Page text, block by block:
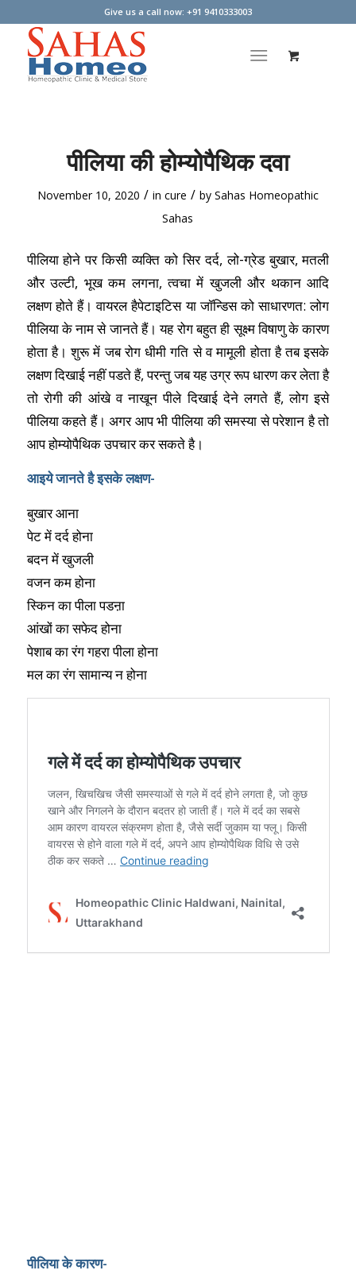
Give us a call now: +91 9410333003
पीलिया की होम्योपैथिक दवा
November 10, 2020 / in cure / by Sahas Homeopathic
Sahas
पीलिया होने पर किसी व्यक्ति को सिर दर्द, लो-ग्रेड बुखार, मतली
और उल्टी, भूख कम लगना, त्वचा में खुजली और थकान आदि
लक्षण होते हैं। वायरल हैपेटाइटिस या जॉन्डिस को साधारणत: लोग
पीलिया के नाम से जानते हैं। यह रोग बहुत ही सूक्ष्म विषाणु के कारण
होता है। शुरू में जब रोग धीमी गति से व मामूली होता है तब इसके
लक्षण दिखाई नहीं पडते हैं, परन्तु जब यह उग्र रूप धारण कर लेता है
तो रोगी की आंखे व नाखून पीले दिखाई देने लगते हैं, लोग इसे
पीलिया कहते हैं। अगर आप भी पीलिया की समस्या से परेशान है तो
आप होम्योपैथिक उपचार कर सकते है।
आइये जानते है इसके लक्षण-
बुखार आना
पेट में दर्द होना
बदन में खुजली
वजन कम होना
स्किन का पीला पडऩा
आंखों का सफेद होना
पेशाब का रंग गहरा पीला होना
मल का रंग सामान्य न होना
पीलिया के कारण-